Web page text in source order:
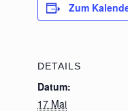
Zum
DETAILS
Datum:
17 Mai